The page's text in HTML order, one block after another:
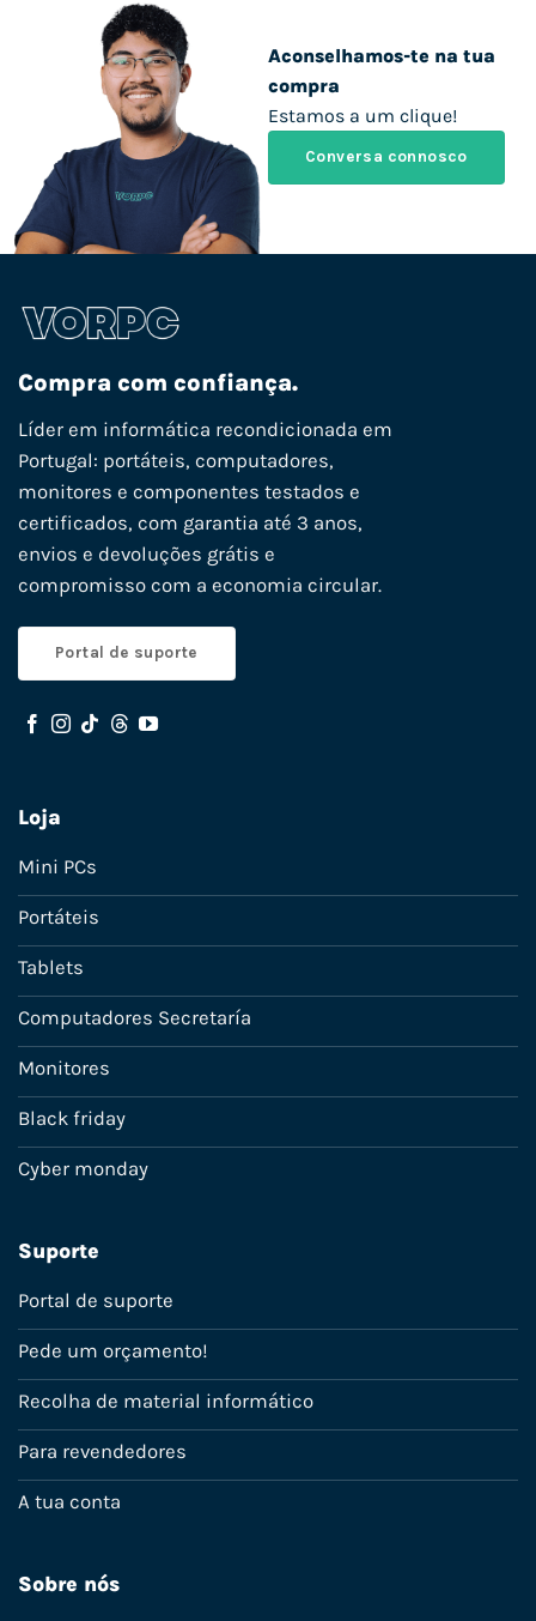
Aconselhamos-te na tua
compra
Estamos a um clique!
Conversa connosco
Compra com confiança.
Líder em informática recondicionada em
Portugal: portáteis, computadores,
monitores e componentes testados e
certificados, com garantia até 3 anos,
envios e devoluções grátis e
compromisso com a economia circular.
Portal de suporte
Loja
Mini PCs
Portáteis
Tablets
Computadores Secretaría
Monitores
Black friday
Cyber monday
Suporte
Portal de suporte
Pede um orçamento!
Recolha de material informático
Para revendedores
A tua conta
Sobre nós